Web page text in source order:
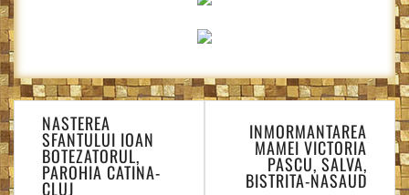
Navigare
în
articole
NASTEREA
SFANTULUI IOAN
BOTEZATORUL,
PAROHIA CATINA-
CLUJ
INMORMANTAREA
MAMEI VICTORIA
PASCU, SALVA,
BISTRITA-NASAUD